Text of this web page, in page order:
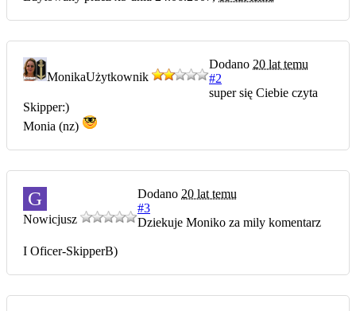
MonikaUżytkownik
Dodano 20 lat temu
#2
super się Ciebie czyta
Skipper:)
Monia (nz)
G
Nowicjusz
Dodano 20 lat temu
#3
Dziekuje Moniko za mily komentarz
I Oficer-SkipperB)